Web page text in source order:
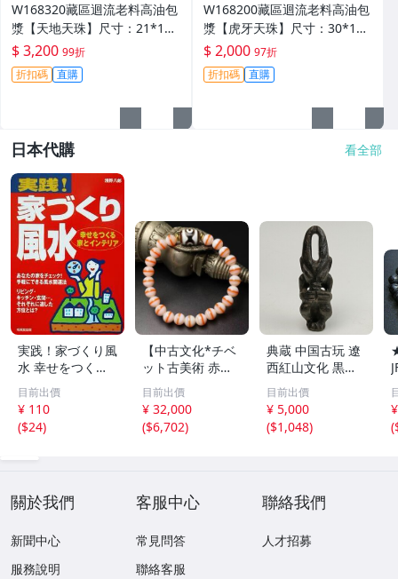
W168320藏區迴流老料高油包
漿【天地天珠】尺寸：21*11
毫米 重量8.3克天圓地方， 天
珠 瑪瑙 文玩【德寶齋】999
$ 3,200 99折
折扣碼 直購
W168200藏區迴流老料高油包
漿【虎牙天珠】尺寸：30*13
毫米 重量8.8克一顆可以改 天
珠 瑪瑙 文玩【德寶齋】497
$ 2,000 97折
折扣碼 直購
日本代購 看全部
実践！家づくり風
水 幸せをつくる
家とインテリア/
浅野八郎(著者)
目前出價
¥ 110
($24)
【中古文化*チベ
ット古美術 赤縞
天眼瑪瑙丸珠 天
地天珠組み合わせ
ブレスレット 縞
瑪瑙 古玩 アンテ
目前出價
¥ 32,000
($6,702)
典蔵 中国古玩 遼
西紅山文化 黒曜
石 黒皮玉 太陽神
祈祷像 唐物 骨董
品 古美術 古玉 彫
刻 時代物 魔除け
目前出價
¥ 5,000
($1,048)
(
關於我們
新聞中心
服務說明
客服中心
常見問答
聯絡客服
聯絡我們
人才招募